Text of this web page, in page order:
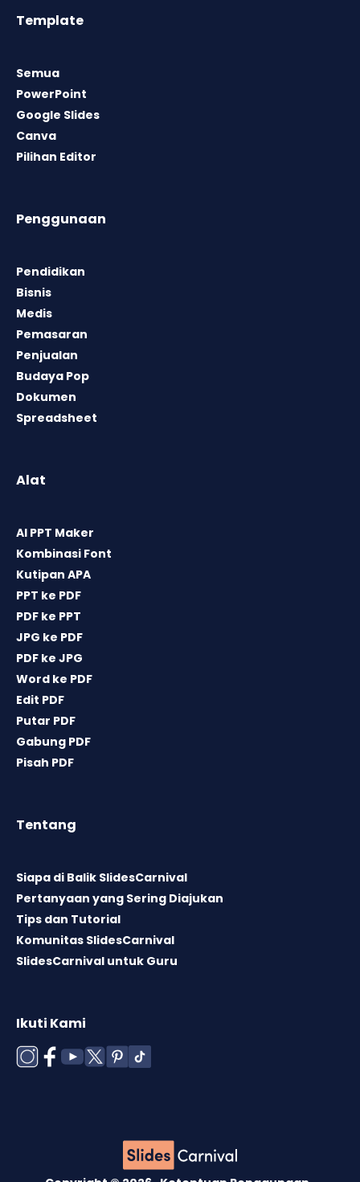
Template
Semua
PowerPoint
Google Slides
Canva
Pilihan Editor
Penggunaan
Pendidikan
Bisnis
Medis
Pemasaran
Penjualan
Budaya Pop
Dokumen
Spreadsheet
Alat
AI PPT Maker
Kombinasi Font
Kutipan APA
PPT ke PDF
PDF ke PPT
JPG ke PDF
PDF ke JPG
Word ke PDF
Edit PDF
Putar PDF
Gabung PDF
Pisah PDF
Tentang
Siapa di Balik SlidesCarnival
Pertanyaan yang Sering Diajukan
Tips dan Tutorial
Komunitas SlidesCarnival
SlidesCarnival untuk Guru
Ikuti Kami